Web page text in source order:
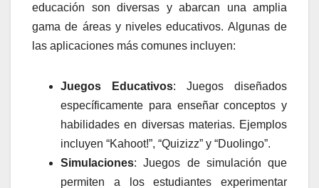
educación son diversas y abarcan una amplia
gama de áreas y niveles educativos. Algunas de
las aplicaciones más comunes incluyen:
Juegos Educativos: Juegos diseñados
específicamente para enseñar conceptos y
habilidades en diversas materias. Ejemplos
incluyen “Kahoot!”, “Quizizz” y “Duolingo”.
Simulaciones: Juegos de simulación que
permiten a los estudiantes experimentar